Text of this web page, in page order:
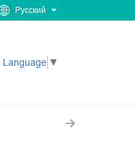
Русский
Language ▼